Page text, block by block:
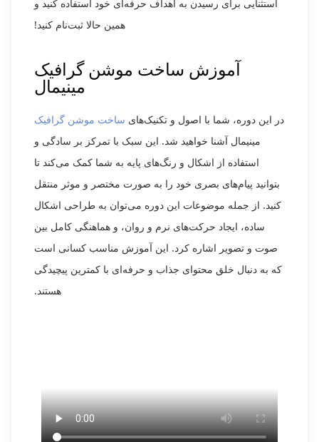
استثنایی برای رسیدن به اهداف حرفه‌ای خود استفاده کنید و
همین حالا ثبت‌نام کنید!
آموزش ساخت موشن گرافیک
مینیمال
در این دوره، شما با اصول و تکنیک‌های ساخت موشن گرافیک
مینیمال آشنا خواهید شد. این سبک با تمرکز بر سادگی و
استفاده از اشکال و رنگ‌های پایه به شما کمک می‌کند تا
بتوانید پیام‌های بصری خود را به صورت مختصر و موثر منتقل
کنید. از جمله موضوعات این دوره می‌توان به طراحی اشکال
ساده، ایجاد حرکت‌های نرم و روان، و هماهنگی کامل بین
صوت و تصویر اشاره کرد. این آموزش مناسب کسانی است
که به دنبال خلق محتوای جذاب و حرفه‌ای با کمترین پیچیدگی
هستند.